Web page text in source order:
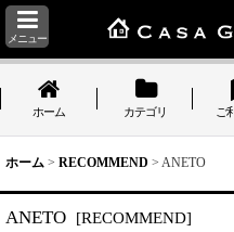
メニュー
ホーム カテゴリ ご
ホーム > RECOMMEND > ANETO
ANETO [RECOMMEND]